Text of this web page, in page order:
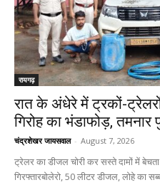
रायगढ़
रात के अंधेरे में ट्रकों-
गिरोह का भंडाफोड़, तमनार
चंद्रशेखर जायसवाल - August 7, 2026
ट्रेलर का डीजल चोरी कर सस्ते दामों में बेचता
गिरफ्तारबोलेरो, 50 लीटर डीजल, लोहे का